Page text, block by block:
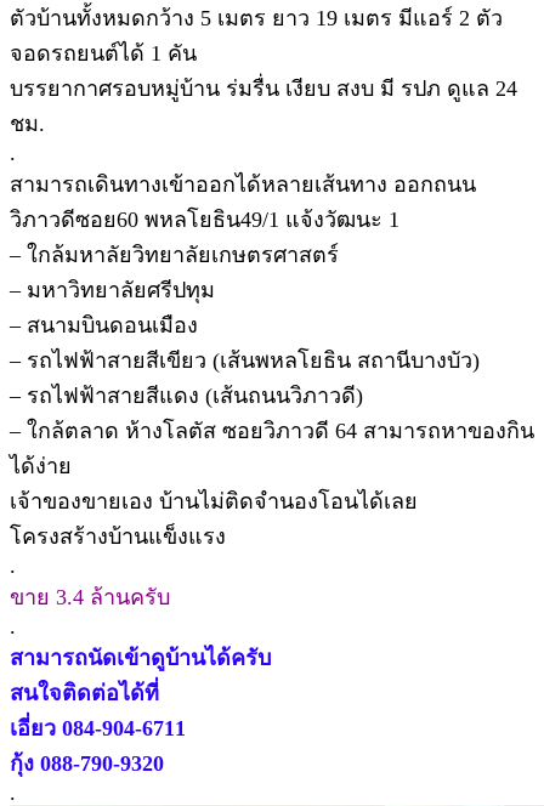
ตัวบ้านทั้งหมดกว้าง 5 เมตร ยาว 19 เมตร มีแอร์ 2 ตัว
จอดรถยนต์ได้ 1 คัน
บรรยากาศรอบหมู่บ้าน ร่มรื่น เงียบ สงบ มี รปภ ดูแล 24
ชม.
.
สามารถเดินทางเข้าออกได้หลายเส้นทาง ออกถนน
วิภาวดีซอย60 พหลโยธิน49/1 แจ้งวัฒนะ 1
– ใกล้มหาลัยวิทยาลัยเกษตรศาสตร์
– มหาวิทยาลัยศรีปทุม
– สนามบินดอนเมือง
– รถไฟฟ้าสายสีเขียว (เส้นพหลโยธิน สถานีบางบัว)
– รถไฟฟ้าสายสีแดง (เส้นถนนวิภาวดี)
– ใกล้ตลาด ห้างโลตัส ซอยวิภาวดี 64 สามารถหาของกิน
ได้ง่าย
เจ้าของขายเอง บ้านไม่ติดจำนองโอนได้เลย
โครงสร้างบ้านแข็งแรง
.
ขาย 3.4 ล้านครับ
.
สามารถนัดเข้าดูบ้านได้ครับ
สนใจติดต่อได้ที่
เอี่ยว 084-904-6711
กุ้ง 088-790-9320
.